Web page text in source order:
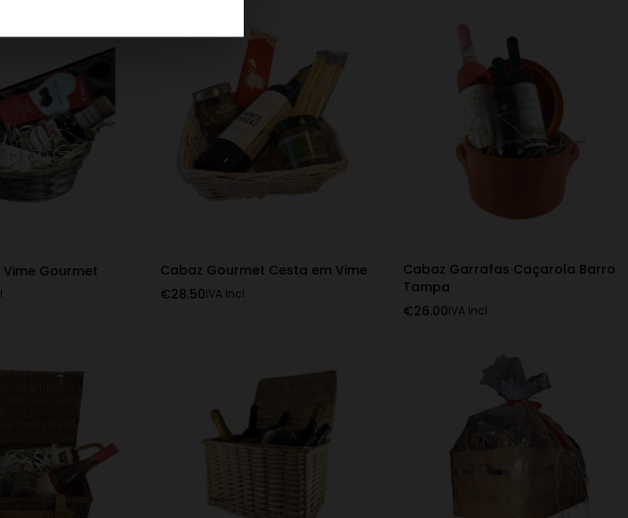
Gourmet
Cabaz Gourmet Cesta em Vime
€28.50IVA Incl.
Cabaz Garrafas Caçarola Barro
Tampa
€26.00IVA Incl.